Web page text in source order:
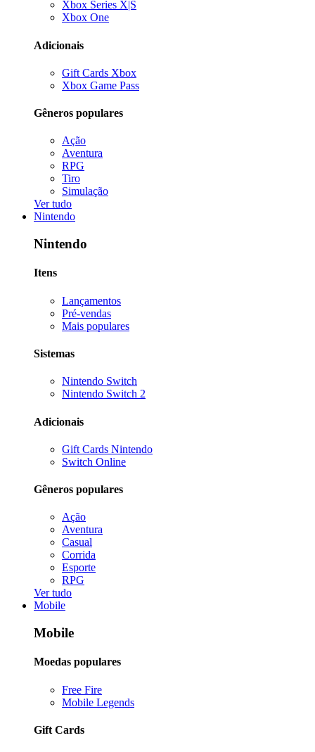
Xbox Series X|S
Xbox One
Adicionais
Gift Cards Xbox
Xbox Game Pass
Gêneros populares
Ação
Aventura
RPG
Tiro
Simulação
Ver tudo
Nintendo
Nintendo
Itens
Lançamentos
Pré-vendas
Mais populares
Sistemas
Nintendo Switch
Nintendo Switch 2
Adicionais
Gift Cards Nintendo
Switch Online
Gêneros populares
Ação
Aventura
Casual
Corrida
Esporte
RPG
Ver tudo
Mobile
Mobile
Moedas populares
Free Fire
Mobile Legends
Gift Cards